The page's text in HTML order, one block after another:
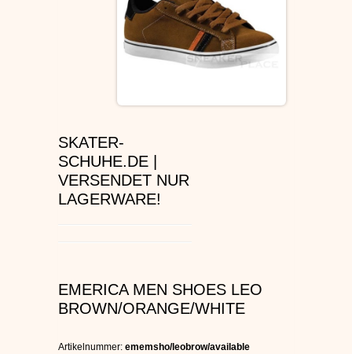
ÉS SCHUHE
SLIP ON
OSIRIS SKATERSCHUHE
ADIO
VANS SCHUHE
SKATER-
SCHUHE.DE |
VERSENDET NUR
LAGERWARE!
EMERICA MEN SHOES LEO
BROWN/ORANGE/WHITE
Artikelnummer: ememsho/leobrow/available